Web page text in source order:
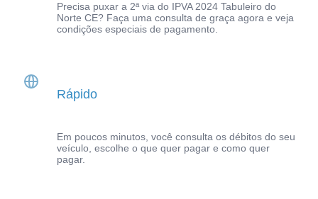
Precisa puxar a 2ª via do IPVA 2024 Tabuleiro do
Norte CE? Faça uma consulta de graça agora e veja
condições especiais de pagamento.
Rápido
Em poucos minutos, você consulta os débitos do seu
veículo, escolhe o que quer pagar e como quer
pagar.